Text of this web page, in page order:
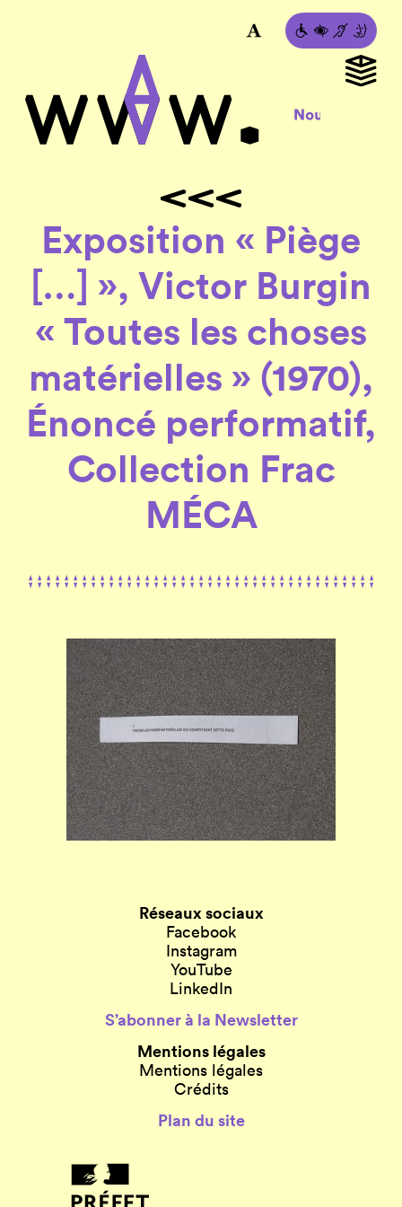
Exposition « Piège
[…] », Victor Burgin
« Toutes les choses
matérielles » (1970),
Énoncé performatif,
Collection Frac
MÉCA
Réseaux sociaux
Facebook
Instagram
YouTube
LinkedIn
S’abonner à la Newsletter
Mentions légales
Mentions légales
Crédits
Plan du site